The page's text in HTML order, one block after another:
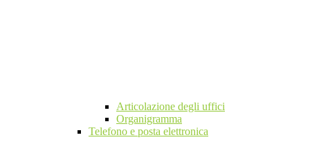
Articolazione degli uffici
Organigramma
Telefono e posta elettronica